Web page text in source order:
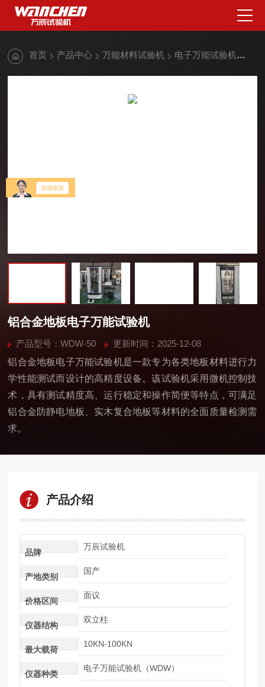
首页 产品中心 万能材料试验机 电子万能试验机
铝合金地板电子万能试验机
产品型号：WDW-50
更新时间：2025-12-08
铝合金地板电子万能试验机是一款专为各类地板材料进行力
学性能测试而设计的高精度设备。该试验机采用微机控制技
术，具有测试精度高、运行稳定和操作简便等特点，可满足
铝合金防静电地板、实木复合地板等材料的全面质量检测需
求。
产品介绍
品牌
万辰试验机
产地类别
国产
价格区间
面议
仪器结构
双立柱
最大载荷
10KN-100KN
仪器种类
电子万能试验机（WDW）